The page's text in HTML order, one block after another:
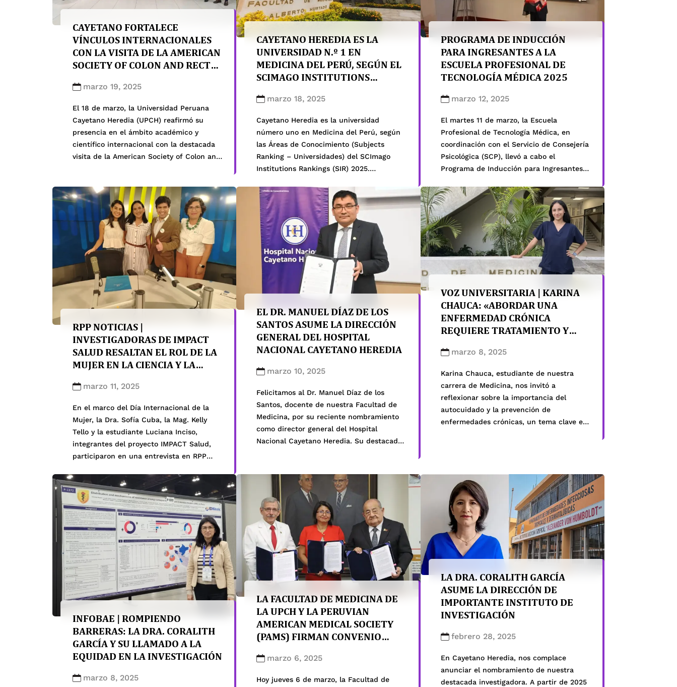
CAYETANO FORTALECE
VÍNCULOS INTERNACIONALES
CON LA VISITA DE LA AMERICAN
SOCIETY OF COLON AND RECTAL
marzo 19, 2025
El 18 de marzo, la Universidad Peruana
Cayetano Heredia (UPCH) reafirmó su
presencia en el ámbito académico y
científico internacional con la destacada
visita de la American Society of Colon and
colorrectal a nivel mundial. El encuentro,
realizado en el Campus Central de la […]
CAYETANO HEREDIA ES LA
UNIVERSIDAD N.º 1 EN
MEDICINA DEL PERÚ, SEGÚN EL
SCIMAGO INSTITUTIONS
marzo 18, 2025
Cayetano Heredia es la universidad
número uno en Medicina del Perú, según
las Áreas de Conocimiento (Subjects
Ranking – Universidades) del SCImago
Institutions Rankings (SIR) 2025.
alcanzamos el primer puesto en las
siguientes categorías: Por otro lado,
logramos el segundo lugar en: En otras
áreas académicas, nos ubicamos en las
siguientes […]
PROGRAMA DE INDUCCIÓN
PARA INGRESANTES A LA
ESCUELA PROFESIONAL DE
TECNOLOGÍA MÉDICA 2025
marzo 12, 2025
El martes 11 de marzo, la Escuela
Profesional de Tecnología Médica, en
coordinación con el Servicio de Consejería
Psicológica (SCP), llevó a cabo el
Programa de Inducción para Ingresantes
orientación, fortalecer la integración y
ofrecer acompañamiento a los nuevos
estudiantes. La jornada contó con la
participación del Dr. Jesús […]
RPP NOTICIAS |
INVESTIGADORAS DE IMPACT
SALUD RESALTAN EL ROL DE LA
MUJER EN LA CIENCIA Y LA
marzo 11, 2025
En el marco del Día Internacional de la
Mujer, la Dra. Sofía Cuba, la Mag. Kelly
Tello y la estudiante Luciana Inciso,
integrantes del proyecto IMPACT Salud,
participaron en una entrevista en RPP
de género en la ciencia y la salud pública.
Durante la conversación, resaltaron la
necesidad de fortalecer los sistemas de
salud y promover […]
EL DR. MANUEL DÍAZ DE LOS
SANTOS ASUME LA DIRECCIÓN
GENERAL DEL HOSPITAL
NACIONAL CAYETANO HEREDIA
marzo 10, 2025
Felicitamos al Dr. Manuel Díaz de los
Santos, docente de nuestra Facultad de
Medicina, por su reciente nombramiento
como director general del Hospital
Nacional Cayetano Heredia. Su destacada
investigación en nuestra universidad, lo
convierten en un referente clave para el
fortalecimiento del sistema […]
VOZ UNIVERSITARIA | KARINA
CHAUCA: «ABORDAR UNA
ENFERMEDAD CRÓNICA
REQUIERE TRATAMIENTO Y
marzo 8, 2025
Karina Chauca, estudiante de nuestra
carrera de Medicina, nos invitó a
reflexionar sobre la importancia del
autocuidado y la prevención de
enfermedades crónicas, un tema clave en
población peruana, con un […]
INFOBAE | ROMPIENDO
BARRERAS: LA DRA. CORALITH
GARCÍA Y SU LLAMADO A LA
EQUIDAD EN LA INVESTIGACIÓN
marzo 8, 2025
LA FACULTAD DE MEDICINA DE
LA UPCH Y LA PERUVIAN
AMERICAN MEDICAL SOCIETY
(PAMS) FIRMAN CONVENIO
marzo 6, 2025
Hoy jueves 6 de marzo, la Facultad de
LA DRA. CORALITH GARCÍA
ASUME LA DIRECCIÓN DE
IMPORTANTE INSTITUTO DE
INVESTIGACIÓN
febrero 28, 2025
En Cayetano Heredia, nos complace
anunciar el nombramiento de nuestra
destacada investigadora. A partir de 2025